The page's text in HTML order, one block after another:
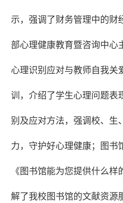
示，强调了财务管理中的财
部心理健康教育暨咨询中心
心理识别应对与教师自我关
训，介绍了学生心理问题表
别及应对方法，强调校、生
力，守护好心理健康；图书
《图书馆能为您提供什么
解了我校图书馆的文献资源